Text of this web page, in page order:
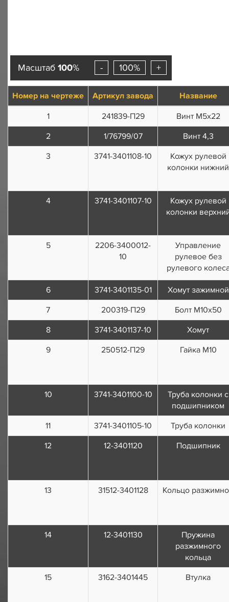
Масштаб 100% - 100% +
Номер на чертеже Артикул завода
Название
1
241839-П29
Винт М5х22
2
1/76799/07
Винт 4,3
3
3741-3401108-10
Кожух рулевой
колонки нижний
4 3741-3401107-10
Кожух рулевой
колонки
5
2206-3400012-
10
Управление
рулевое без
рулевого
6 3741-3401135-01
Хомут зажимной
7
200319-П29
Болт М10х50
8
3741-3401137-10
Хомут
9
250512-П29 Гайка М10
10 3741-3401100-10
Труба колонки с
подшипником
11
3741-3401105-10
Труба колонки
12
12-3401120 Подшипник
13 31512-3401128 Кольцо
14 12-3401130
Пружина
разжимного
кольца
15
3162-3401445 Втулка